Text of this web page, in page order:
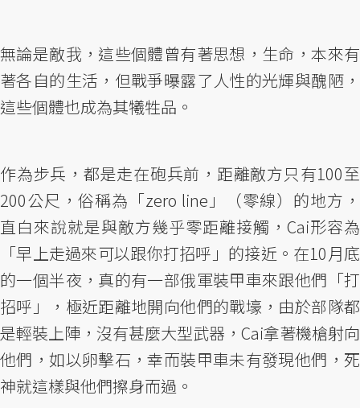
無論是敵我，這些個體曾有著思想，生命，本來有
著各自的生活，但戰爭曝露了人性的光輝與醜陋，
這些個體也成為其犧牲品。
作為步兵，都是走在砲兵前，距離敵方只有100至
200公尺，俗稱為「zero line」（零線）的地方，
直白來說就是與敵方幾乎零距離接觸，Cai形容為
「早上走過來可以跟你打招呼」的接近。在10月底
的一個半夜，真的有一部俄軍裝甲車來跟他們「打
招呼」，極近距離地開向他們的戰壕，由於部隊都
是輕裝上陣，沒有甚麼大型武器，Cai拿著機槍射向
他們，如以卵擊石，幸而裝甲車未有發現他們，死
神就這樣與他們擦身而過。